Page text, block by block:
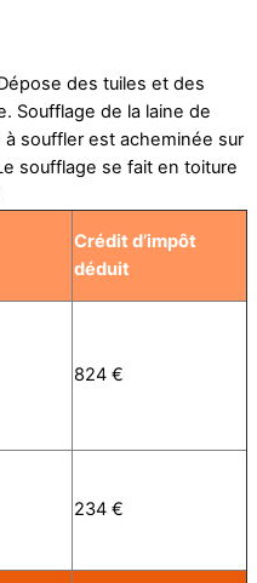
des tuiles et des
Soufflage de la laine de
souffler est acheminée sur
soufflage se fait en toiture
Crédit d’impôt
déduit
824 €
234 €